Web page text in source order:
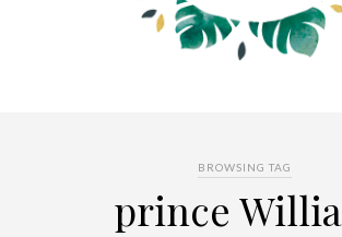
BROWSING TAG
prince